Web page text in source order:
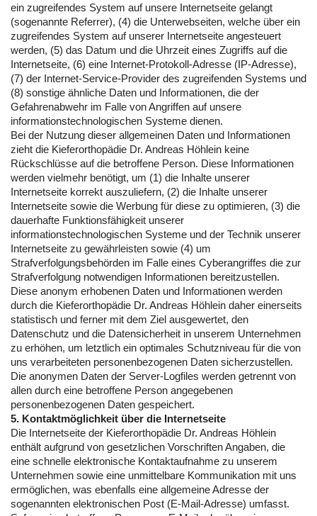
ein zugreifendes System auf unsere Internetseite gelangt
(sogenannte Referrer), (4) die Unterwebseiten, welche über ein
zugreifendes System auf unserer Internetseite angesteuert
werden, (5) das Datum und die Uhrzeit eines Zugriffs auf die
Internetseite, (6) eine Internet-Protokoll-Adresse (IP-Adresse),
(7) der Internet-Service-Provider des zugreifenden Systems und
(8) sonstige ähnliche Daten und Informationen, die der
Gefahrenabwehr im Falle von Angriffen auf unsere
informationstechnologischen Systeme dienen.
Bei der Nutzung dieser allgemeinen Daten und Informationen
zieht die Kieferorthopädie Dr. Andreas Höhlein keine
Rückschlüsse auf die betroffene Person. Diese Informationen
werden vielmehr benötigt, um (1) die Inhalte unserer
Internetseite korrekt auszuliefern, (2) die Inhalte unserer
Internetseite sowie die Werbung für diese zu optimieren, (3) die
dauerhafte Funktionsfähigkeit unserer
informationstechnologischen Systeme und der Technik unserer
Internetseite zu gewährleisten sowie (4) um
Strafverfolgungsbehörden im Falle eines Cyberangriffes die zur
Strafverfolgung notwendigen Informationen bereitzustellen.
Diese anonym erhobenen Daten und Informationen werden
durch die Kieferorthopädie Dr. Andreas Höhlein daher einerseits
statistisch und ferner mit dem Ziel ausgewertet, den
Datenschutz und die Datensicherheit in unserem Unternehmen
zu erhöhen, um letztlich ein optimales Schutzniveau für die von
uns verarbeiteten personenbezogenen Daten sicherzustellen.
Die anonymen Daten der Server-Logfiles werden getrennt von
allen durch eine betroffene Person angegebenen
personenbezogenen Daten gespeichert.
5. Kontaktmöglichkeit über die Internetseite
Die Internetseite der Kieferorthopädie Dr. Andreas Höhlein
enthält aufgrund von gesetzlichen Vorschriften Angaben, die
eine schnelle elektronische Kontaktaufnahme zu unserem
Unternehmen sowie eine unmittelbare Kommunikation mit uns
ermöglichen, was ebenfalls eine allgemeine Adresse der
sogenannten elektronischen Post (E-Mail-Adresse) umfasst.